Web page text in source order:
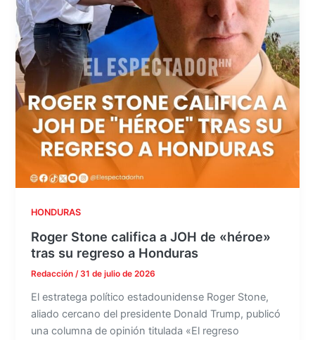
HONDURAS
Roger Stone califica a JOH de «héroe»
tras su regreso a Honduras
Redacción/ 31 de julio de 2026
El estratega político estadounidense Roger Stone,
aliado cercano del presidente Donald Trump, publicó
una columna de opinión titulada «El regreso